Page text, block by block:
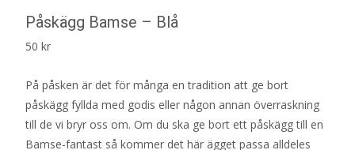
Påskägg Bamse – Blå
50 kr
På påsken är det för många en tradition att ge bort
påskägg fyllda med godis eller någon annan överraskning
till de vi bryr oss om. Om du ska ge bort ett påskägg till en
Bamse-fantast så kommer det här ägget passa alldeles